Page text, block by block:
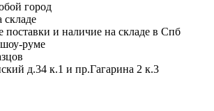
город
и наличие на складе в Спб
д.34 к.1 и пр.Гагарина 2 к.3